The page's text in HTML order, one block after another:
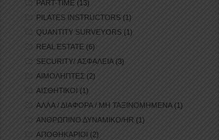
PART-TIME (13)
PILATES INSTRUCTORS (1)
QUANTITY SURVEYORS (1)
REAL ESTATE (6)
SECURITY/ ΑΣΦΑΛΕΙΑ(3)
ΑΙΜΟΛΗΠΤΕΣ (2)
ΑΙΣΘΗΤΙΚΟΙ (1)
ΑΛΛΑ / ΔΙΑΦΟΡΑ / ΜΗ ΤΑΞΙΝΟΜΗΜΕΝΑ(1)
ΑΝΘΡΩΠΙΝΟ ΔΥΝΑΜΙΚΟ/HR (1)
ΑΠΟΘΗΚΑΡΙΟΙ (2)